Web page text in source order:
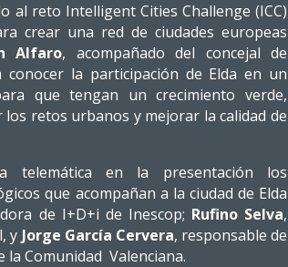
al reto Intelligent Cities Challenge (ICC)
crear una red de ciudades europeas
Alfaro, acompañado del concejal de
la participación de Elda en un
que tengan un crecimiento verde,
retos urbanos y mejorar la calidad de
telemática en la presentación los
que acompañan a la ciudad de Elda
de I+D+i de Inescop; Rufino Selva,
y Jorge García Cervera, responsable de
la Comunidad Valenciana.